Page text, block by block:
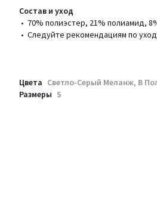
Состав и уход
• 70% полиэстер, 21% полиамид,
• Следуйте рекомендациям по
Цвета Светло-Серый Меланж, В
Размеры S